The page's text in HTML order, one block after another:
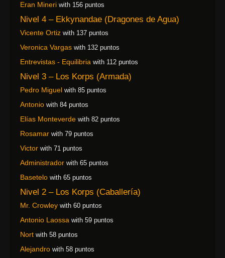
Eran Mineri with 156 puntos
Nivel 4 – Ekkynandae (Dragones de Agua)
Vicente Ortiz with 137 puntos
Veronica Vargas with 132 puntos
Entrevistas - Equilibria with 112 puntos
Nivel 3 – Los Korps (Armada)
Pedro Miguel with 85 puntos
Antonio with 84 puntos
Elías Monteverde with 82 puntos
Rosamar with 79 puntos
Victor with 71 puntos
Administrador with 65 puntos
Basetelo with 65 puntos
Nivel 2 – Los Korps (Caballería)
Mr. Crowley with 60 puntos
Antonio Laossa with 59 puntos
Nort with 58 puntos
Alejandro with 58 puntos